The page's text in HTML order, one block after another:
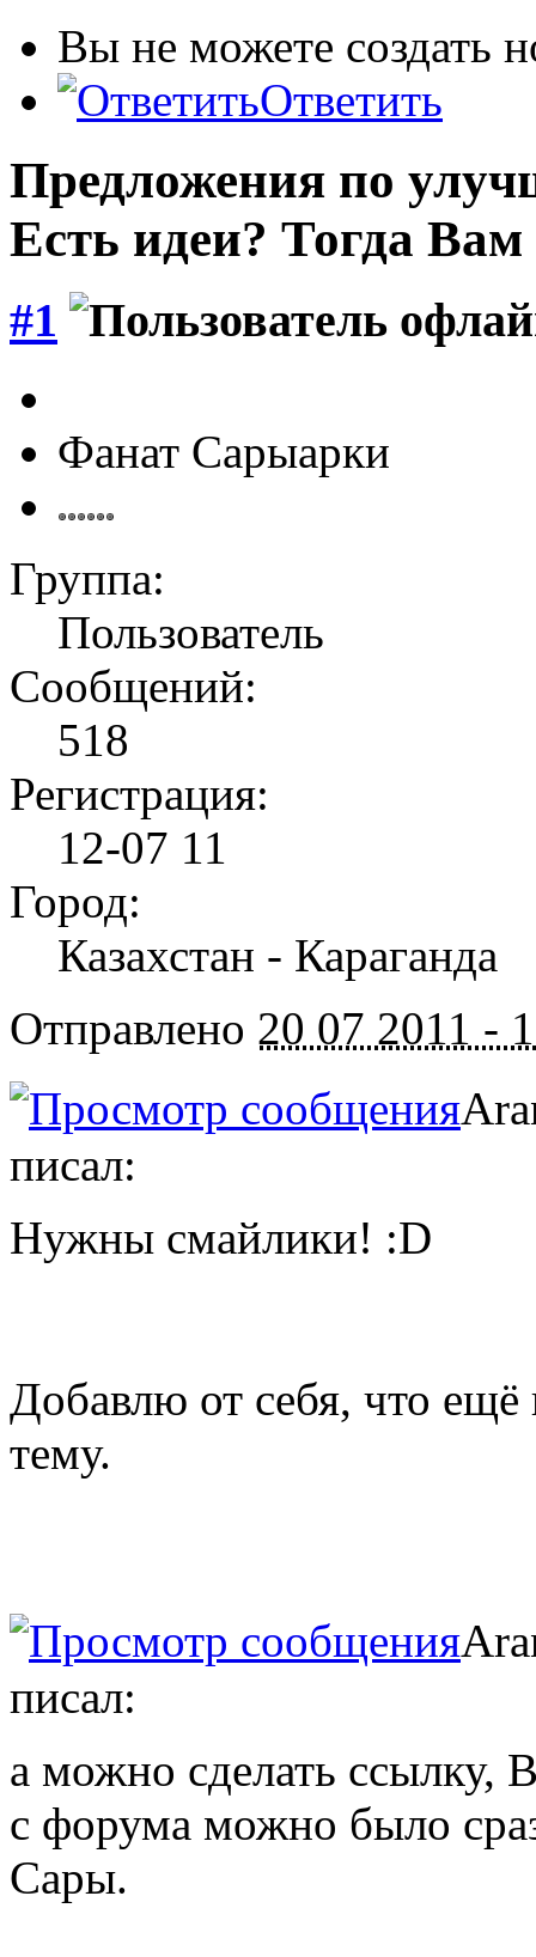
Вы не можете создать
Ответить
Предложения по
Есть идеи? Тогда
#1
Фанат Сарыарки
Группа:
Пользователь
Сообщений:
518
Регистрация:
12-07 11
Город:
Казахстан - Караганда
Отправлено 20 07 2011 -
писал:
Нужны смайлики! :D
Добавлю от себя, что
тему.
писал:
а можно сделать
с форума можно было
Сары.